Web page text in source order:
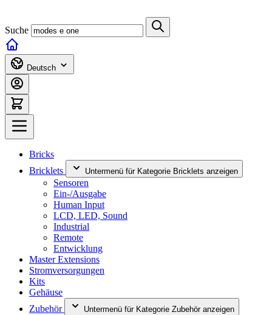
Suche
Deutsch
Bricks
Bricklets
Untermenü für Kategorie Bricklets anzeigen
Sensoren
Ein-/Ausgabe
Human Input
LCD, LED, Sound
Industrial
Remote
Entwicklung
Master Extensions
Stromversorgungen
Kits
Gehäuse
Zubehör
Untermenü für Kategorie Zubehör anzeigen